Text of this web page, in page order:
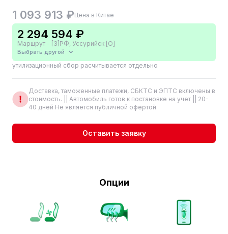
1 093 913 ₽Цена в Китае
2 294 594 ₽
Маршрут - [3]РФ, Уссурийск [О]
Выбрать другой
утилизационный сбор расчитывается отдельно
Доставка, таможенные платежи, СБКТС и ЭПТС включены в
стоимость. || Автомобиль готов к постановке на учет || 20-
40 дней Не является публичной офертой
Оставить заявку
Опции